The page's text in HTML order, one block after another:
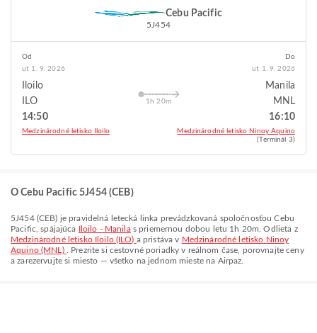
Cebu Pacific
5J454
Od
ut 1. 9. 2026
Iloilo
ILO
14:50
Medzinárodné letisko Iloilo
1h 20m
Do
ut 1. 9. 2026
Manila
MNL
16:10
Medzinárodné letisko Ninoy Aquino
(Terminál 3)
O Cebu Pacific 5J454 (CEB)
5J454(CEB) je pravidelná letecká linka prevádzkovaná spoločnosťouCebu
Pacific , spájajúca Iloilo - Manilas priemernou dobou letu 1h 20m . Odlieta z
Medzinárodné letisko Iloilo (ILO) a pristáva v Medzinárodné letisko Ninoy
Aquino (MNL)
. Prezrite si cestovné poriadky v reálnom čase, porovnajte ceny
a zarezervujte si miesto — všetko na jednom mieste na Airpaz.